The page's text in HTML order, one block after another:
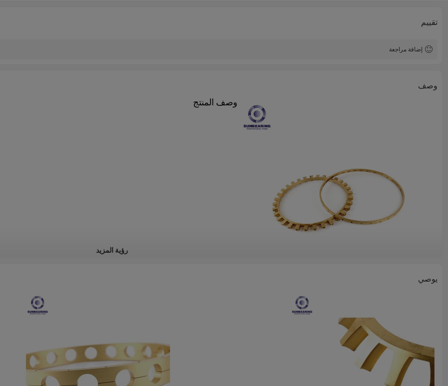
تقييم
إضافة مراجعة
وصف
وصف المنتج
خاصية انكماش منخفض. مرونة عالية
نوع اضعا الكرة ، قفص ، وإذ تضع قفص
بحجم وفقالالعملاء
طلب
تحمل قفص ذات جودة عالية وبأسعار تنافسية
رؤية المزيد
يوصي